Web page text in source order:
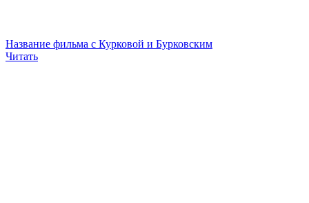
Название фильма с Курковой и Бурковским
Читать